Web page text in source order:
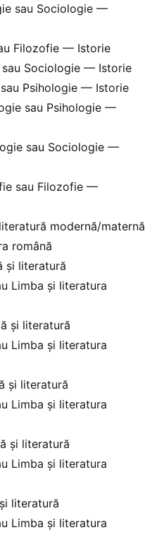
sau Sociologie —
Filozofie — Istorie
Sociologie — Istorie
Psihologie — Istorie
sau Psihologie —
sau Sociologie —
sau Filozofie —
modernă/maternă
română
și literatură
Limba și literatura
și literatură
Limba și literatura
și literatură
Limba și literatura
și literatură
Limba și literatura
literatură
Limba și literatura